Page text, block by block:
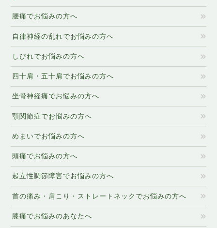
腰痛でお悩みの方へ
自律神経の乱れでお悩みの方へ
しびれでお悩みの方へ
四十肩・五十肩でお悩みの方へ
坐骨神経痛でお悩みの方へ
顎関節症でお悩みの方へ
めまいでお悩みの方へ
頭痛でお悩みの方へ
起立性調節障害でお悩みの方へ
首の痛み・肩こり・ストレートネックでお悩みの方へ
膝痛でお悩みのあなたへ